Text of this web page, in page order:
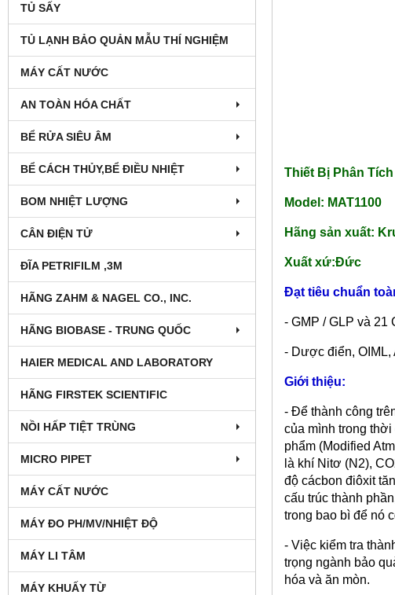
TỦ SẤY
TỦ LẠNH BẢO QUẢN MẪU THÍ NGHIỆM
MÁY CẤT NƯỚC
AN TOÀN HÓA CHẤT
BỂ RỬA SIÊU ÂM
BỂ CÁCH THỦY,BỂ ĐIỀU NHIỆT
BOM NHIỆT LƯỢNG
CÂN ĐIỆN TỬ
ĐĨA PETRIFILM ,3M
HÃNG ZAHM & NAGEL CO., INC.
HÃNG BIOBASE - TRUNG QUỐC
HAIER MEDICAL AND LABORATORY
HÃNG FIRSTEK SCIENTIFIC
NỒI HẤP TIỆT TRÙNG
MICRO PIPET
MÁY CẤT NƯỚC
MÁY ĐO PH/MV/NHIỆT ĐỘ
MÁY LI TÂM
MÁY KHUẤY TỪ
Thiết Bị Phân
Model: MAT1100
Hãng sản xuất:
Xuất xứ:Đức
Đạt tiêu chuẩn
- GMP / GLP và 21
- Dược điển, OIML,
Giới thiệu:
- Để thành công
của mình trong
phẩm (Modified
là khí Nitơ (N2),
độ cácbon điôxit
cấu trúc thành
trong bao bì để nó
- Việc kiểm tra
trọng ngành bảo
hóa và ăn mòn.